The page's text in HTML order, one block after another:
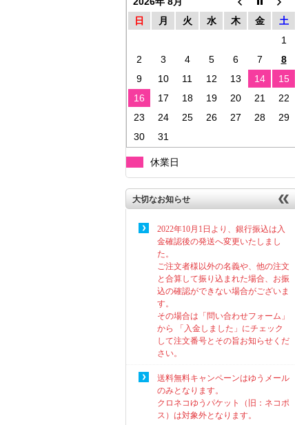
日
月 火 水 木 金
土
1
2
3 4 5 6 7
8
9
10 11 12 13 14
15
16
17 18 19 20 21
22
23
24 25 26 27 28
29
30
31
休業日
大切なお知らせ
2022年10月1日より、銀行振込は入
金確認後の発送へ変更いたしまし
た。
ご注文者様以外の名義や、他の注文
と合算して振り込まれた場合、お振
込の確認ができない場合がございま
す。
その場合は「問い合わせフォーム」
から 「入金しました」にチェック
して注文番号とその旨お知らせくだ
さい。
送料無料キャンペーンはゆうメール
のみとなります。
クロネコゆうパケット（旧：ネコポ
ス）は対象外となります。